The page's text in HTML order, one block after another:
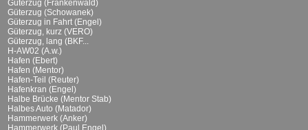
Güterzug (Frankenwald)
Güterzug (Schowanek)
Güterzug in Fahrt (Engel)
Güterzug, kurz (VERO)
Güterzug, lang (BKF...
H-AW02 (A.w.)
Hafen (Ebert)
Hafen (Mentor)
Hafen-Teil (Reuter)
Hafenkran (Engel)
Halbe Brücke (Mentor Stab)
Halbes Auto (Matador)
Hammerwerk (Anker)
Hammerwerk (Paul Engel)